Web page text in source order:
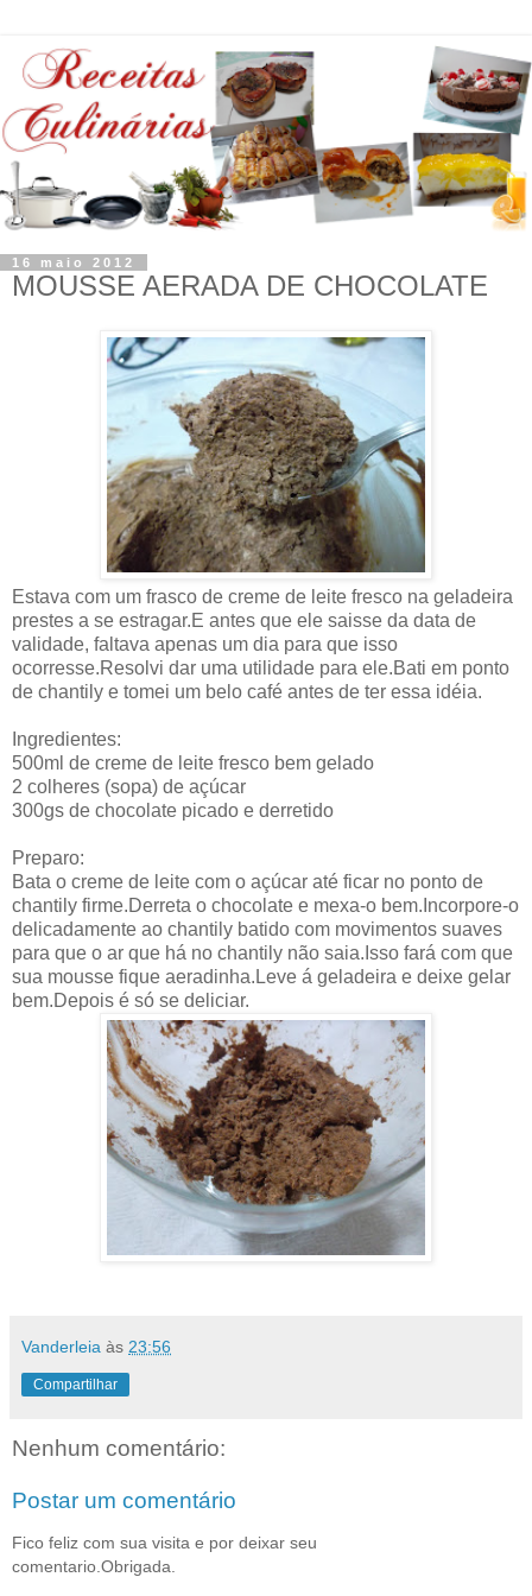
16 maio 2012
MOUSSE AERADA DE CHOCOLATE
Estava com um frasco de creme de leite fresco na geladeira
prestes a se estragar.E antes que ele saisse da data de
validade, faltava apenas um dia para que isso
ocorresse.Resolvi dar uma utilidade para ele.Bati em ponto
de chantily e tomei um belo café antes de ter essa idéia.
Ingredientes:
500ml de creme de leite fresco bem gelado
2 colheres (sopa) de açúcar
300gs de chocolate picado e derretido
Preparo:
Bata o creme de leite com o açúcar até ficar no ponto de
chantily firme.Derreta o chocolate e mexa-o bem.Incorpore-o
delicadamente ao chantily batido com movimentos suaves
para que o ar que há no chantily não saia.Isso fará com que
sua mousse fique aeradinha.Leve á geladeira e deixe gelar
bem.Depois é só se deliciar.
Vanderleia às 23:56
Compartilhar
Nenhum comentário:
Postar um comentário
Fico feliz com sua visita e por deixar seu
comentario.Obrigada.